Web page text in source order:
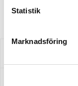
Statistik
Marknadsföring